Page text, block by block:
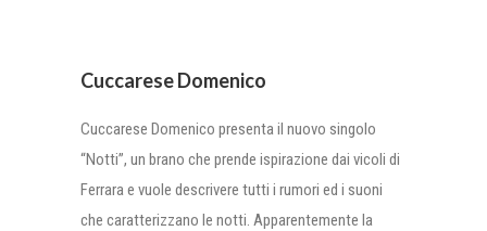
Cuccarese Domenico
Cuccarese Domenico presenta il nuovo singolo
“Notti”, un brano che prende ispirazione dai vicoli di
Ferrara e vuole descrivere tutti i rumori ed i suoni
che caratterizzano le notti. Apparentemente la